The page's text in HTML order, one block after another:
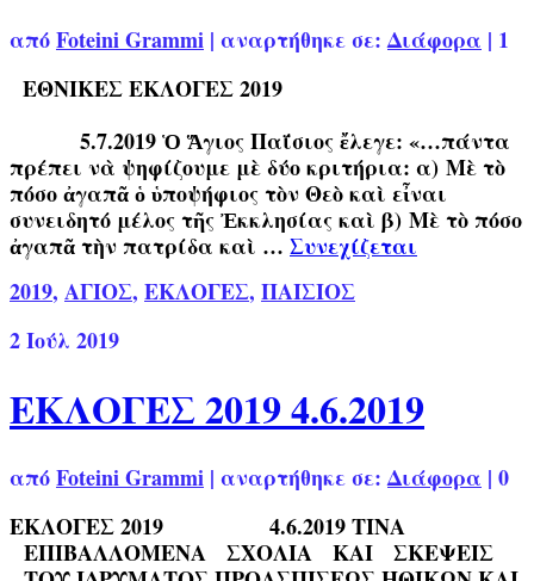
απόFoteini Grammi | αναρτήθηκε σε:Διάφορα | 1
ΕΘΝΙΚΕΣ ΕΚΛΟΓΕΣ 2019
5.7.2019 Ὁ Ἅγιος Παΐσιος ἔλεγε: «…πάντα
πρέπει νὰ ψηφίζουμε μὲ δύο κριτήρια: α) Μὲ τὸ
πόσο ἀγαπᾶ ὁ ὑποψήφιος τὸν Θεὸ καὶ εἶναι
συνειδητό μέλος τῆς Ἐκκλησίας καὶ β) Μὲ τὸ πόσο
ἀγαπᾶ τὴν πατρίδα καὶ … Συνεχίζεται
2019, ΑΓΙΟΣ, ΕΚΛΟΓΕΣ, ΠΑΙΣΙΟΣ
2Ιούλ 2019
ΕΚΛΟΓΕΣ 2019 4.6.2019
απόFoteini Grammi | αναρτήθηκε σε:Διάφορα | 0
ΕΚΛΟΓΕΣ 2019 4.6.2019 ΤΙΝΑ
ΕΠΙΒΑΛΛΟΜΕΝΑ ΣΧΟΛΙΑ ΚΑΙ ΣΚΕΨΕΙΣ